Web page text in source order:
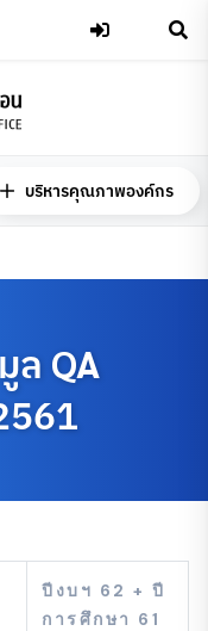
บริหารคุณภาพองค์กร
ล QA
ปีงบฯ 62 + ปี
การศึกษา 61